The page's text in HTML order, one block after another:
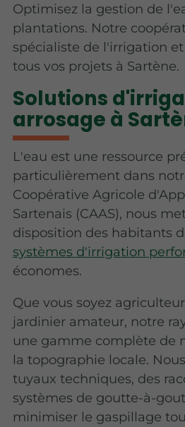
Optimisez la gestion de
plantations. Notre
spécialiste de l'irrigation
tous vos projets à Sartène.
Solutions
arrosage à
L'eau est une ressource
particulièrement dans
Coopérative Agricole
Sartenais (CAAS), nous
disposition des habitants
systèmes d'irrigation
économes.
Que vous soyez
jardinier amateur, notre
une gamme complète de
la topographie locale.
tuyaux techniques, des
systèmes de goutte-à-
minimiser le gaspillage